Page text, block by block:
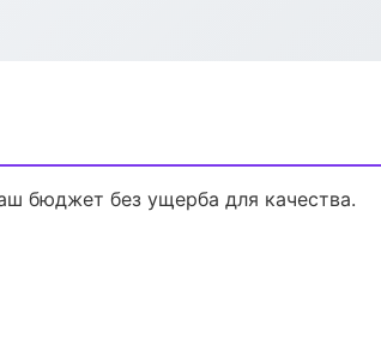
бюджет без ущерба для качества.